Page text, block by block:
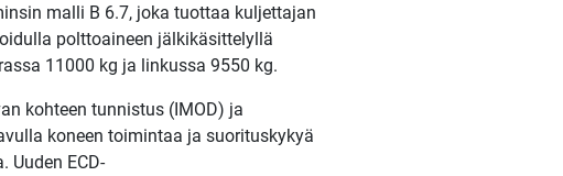
malli B 6.7, joka tuottaa kuljettajan
polttoaineen jälkikäsittelyllä
11000 kg ja linkussa 9550 kg.
kohteen tunnistus (IMOD) ja
koneen toimintaa ja suorituskykyä
Uuden ECD-